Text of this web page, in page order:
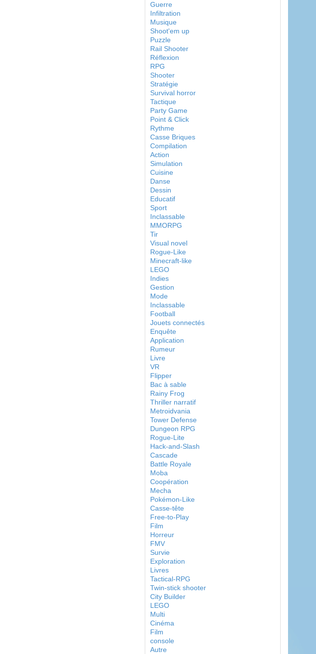
Guerre
Infiltration
Musique
Shoot'em up
Puzzle
Rail Shooter
Réflexion
RPG
Shooter
Stratégie
Survival horror
Tactique
Party Game
Point & Click
Rythme
Casse Briques
Compilation
Action
Simulation
Cuisine
Danse
Dessin
Educatif
Sport
Inclassable
MMORPG
Tir
Visual novel
Rogue-Like
Minecraft-like
LEGO
Indies
Gestion
Mode
Inclassable
Football
Jouets connectés
Enquête
Application
Rumeur
Livre
VR
Flipper
Bac à sable
Rainy Frog
Thriller narratif
Metroidvania
Tower Defense
Dungeon RPG
Rogue-Lite
Hack-and-Slash
Cascade
Battle Royale
Moba
Coopération
Mecha
Pokémon-Like
Casse-tête
Free-to-Play
Film
Horreur
FMV
Survie
Exploration
Livres
Tactical-RPG
Twin-stick shooter
City Builder
LEGO
Multi
Cinéma
Film
console
Autre